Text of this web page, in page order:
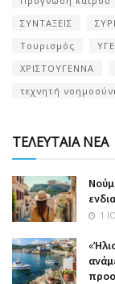
ΣΥΝΤΑΞΕΙΣ
Τουρισμός
ΧΡΙΣΤΟΥΓΕΝΝΑ
τεχνητή
ΤΕΛΕΥΤΑΙΑ ΝΕΑ
1